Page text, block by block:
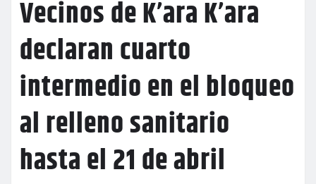
Vecinos de K’ara K’ara
declaran cuarto
intermedio en el bloqueo
al relleno sanitario
hasta el 21 de abril